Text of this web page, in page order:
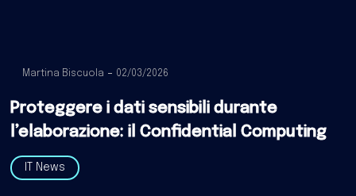
Martina Biscuola 02/03/2026
Proteggere i dati sensibili durante
l’elaborazione: il Confidential Computing
IT News